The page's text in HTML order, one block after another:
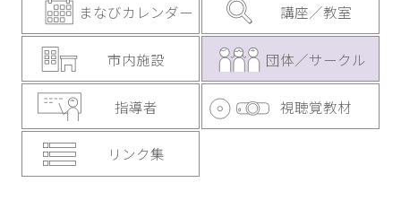
まなびカレンダー 講座／教室
市内施設 団体／サークル
指導者 視聴覚教材
リンク集